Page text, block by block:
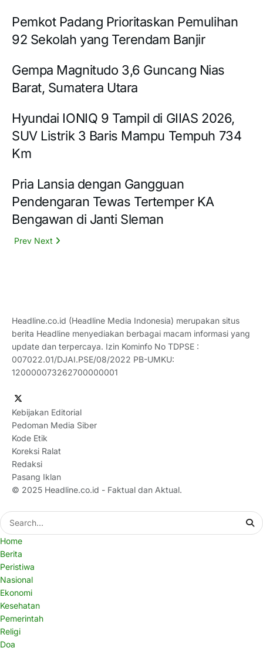
Pemkot Padang Prioritaskan Pemulihan
92 Sekolah yang Terendam Banjir
Gempa Magnitudo 3,6 Guncang Nias
Barat, Sumatera Utara
Hyundai IONIQ 9 Tampil di GIIAS 2026,
SUV Listrik 3 Baris Mampu Tempuh 734
Km
Pria Lansia dengan Gangguan
Pendengaran Tewas Tertemper KA
Bengawan di Janti Sleman
Prev Next
Headline.co.id (Headline Media Indonesia) merupakan situs
berita Headline menyediakan berbagai macam informasi yang
update dan terpercaya. Izin Kominfo No TDPSE :
007022.01/DJAI.PSE/08/2022 PB-UMKU:
120000073262700000001
Kebijakan Editorial
Pedoman Media Siber
Kode Etik
Koreksi Ralat
Redaksi
Pasang Iklan
© 2025 Headline.co.id - Faktual dan Aktual.
Home
Berita
Peristiwa
Nasional
Ekonomi
Kesehatan
Pemerintah
Religi
Doa